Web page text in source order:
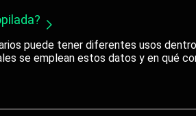
puede tener diferentes usos
se emplean estos datos y en qué